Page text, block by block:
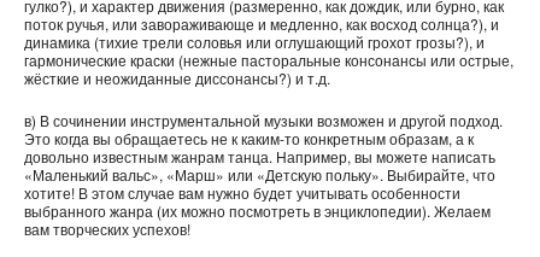
гулко?), и характер движения (размеренно, как дождик, или бурно, как
поток ручья, или завораживающе и медленно, как восход солнца?), и
динамика (тихие трели соловья или оглушающий грохот грозы?), и
гармонические краски (нежные пасторальные консонансы или острые,
жёсткие и неожиданные диссонансы?) и т.д.
в) В сочинении инструментальной музыки возможен и другой подход.
Это когда вы обращаетесь не к каким-то конкретным образам, а к
довольно известным жанрам танца. Например, вы можете написать
«Маленький вальс», «Марш» или «Детскую польку». Выбирайте, что
хотите! В этом случае вам нужно будет учитывать особенности
выбранного жанра (их можно посмотреть в энциклопедии). Желаем
вам творческих успехов!